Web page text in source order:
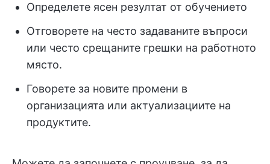
Определете ясен резултат от обучението
Отговорете на често задаваните въпроси
или често срещаните грешки на работното
място.
Говорете за новите промени в
организацията или актуализациите на
продуктите.